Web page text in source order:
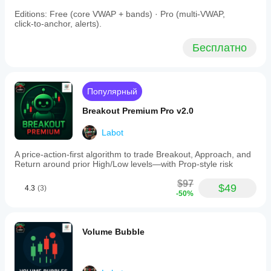
Максимальное количество лонг/шорт
позиций: Определяет максимальное количество
2. Управление позициями 🛡️
Продвинутые инструменты для управления и
защиты ваших открытых сделок.
Использовать безубыточность: Если
включено, стоп-лосс перемещается на цену
входа после достижения определенной прибыли,
Триггер безубыточности (пункты):
Прибыль в
Смещение безубыточности (пункты):
Небольшой буфер в пунктах, добавляемый к
цене входа при перемещении стопа,
покрывающий издержки.
работает в
реальных
Editions: Free (core VWAP + bands) · Pro (multi‑VWAP,
click‑to‑anchor, alerts).
Бесплатно
Популярный
Breakout Premium Pro v2.0
Labot
A price-action-first algorithm to trade Breakout, Approach, and
Return around prior High/Low levels—with Prop-style risk
4.3 (3) $97
-50% $49
Volume Bubble